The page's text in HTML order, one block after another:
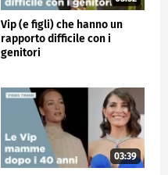
Vip (e figli) che hanno un
rapporto difficile con i
genitori
03:39